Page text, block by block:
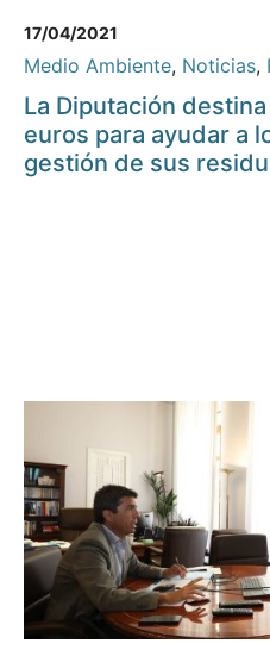
17/04/2021
Medio Ambiente, Noticias,
La Diputación
euros para ayudar a
gestión de sus